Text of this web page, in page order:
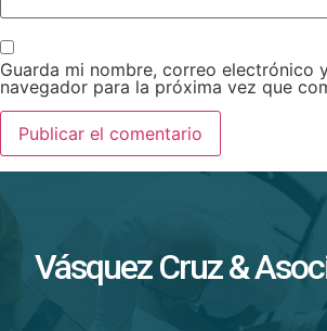
Guarda mi nombre, correo electrónico
navegador para la próxima vez que
Vásquez Cruz &